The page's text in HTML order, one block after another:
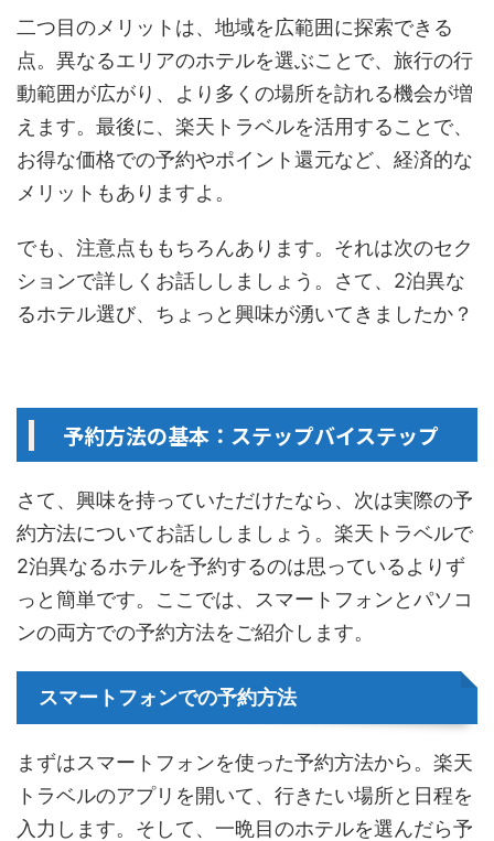
二つ目のメリットは、地域を広範囲に探索できる
点。異なるエリアのホテルを選ぶことで、旅行の行
動範囲が広がり、より多くの場所を訪れる機会が増
えます。最後に、楽天トラベルを活用することで、
お得な価格での予約やポイント還元など、経済的な
メリットもありますよ。
でも、注意点ももちろんあります。それは次のセク
ションで詳しくお話ししましょう。さて、2泊異な
るホテル選び、ちょっと興味が湧いてきましたか？
予約方法の基本：ステップバイステップ
さて、興味を持っていただけたなら、次は実際の予
約方法についてお話ししましょう。楽天トラベルで
2泊異なるホテルを予約するのは思っているよりず
っと簡単です。ここでは、スマートフォンとパソコ
ンの両方での予約方法をご紹介します。
スマートフォンでの予約方法
まずはスマートフォンを使った予約方法から。楽天
トラベルのアプリを開いて、行きたい場所と日程を
入力します。そして、一晩目のホテルを選んだら予